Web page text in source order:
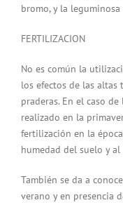
bromo, y la leguminosa
FERTILIZACION
No es común la
los efectos de las
praderas. En el caso
realizado en la
fertilización en la
humedad del suelo y
También se da a
verano y en presencia